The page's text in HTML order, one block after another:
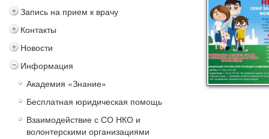
Запись на прием к врачу
Контакты
Новости
Информация
Академия «Знание»
Бесплатная юридическая помощь
Взаимодействие с СО НКО и
волонтерскими организациями